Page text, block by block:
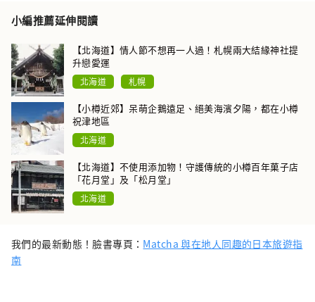
小編推薦延伸閱讀
【北海道】情人節不想再一人過！札幌兩大結緣神社提
升戀愛運
北海道 札幌
【小樽近郊】呆萌企鵝遠足、絕美海濱夕陽，都在小樽
祝津地區
北海道
【北海道】不使用添加物！守護傳統的小樽百年菓子店
「花月堂」及「松月堂」
北海道
我們的最新動態！臉書專頁： Matcha 與在地人同趣的日本旅遊指
南